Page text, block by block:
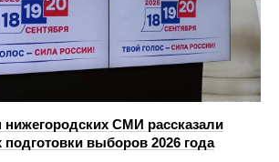
нижегородских СМИ рассказали
подготовки выборов 2026 года